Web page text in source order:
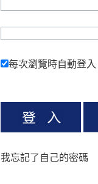
每次瀏覽時自動登入
我忘記了自己的密碼